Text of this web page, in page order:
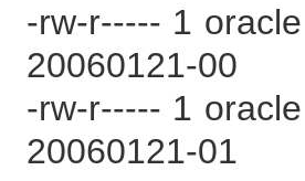
-rw-r----- 1
20060121-00
-rw-r----- 1
20060121-01